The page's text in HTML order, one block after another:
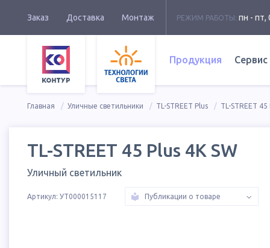
Заказ Доставка Монтаж РЕЖИМ РАБОТЫ: пн - пт,
Продукция Сервис
Главная Уличные светильники TL-STREET Plus TL-STREET 45
TL-STREET 45 Plus 4K SW
Уличный светильник
Артикул: УТ000015117 Публикации о товаре